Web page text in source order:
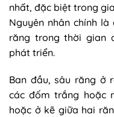
nhất, đặc biệt trong
Nguyên nhân chính
răng trong thời gian
phát triển.
Ban đầu, sâu răng ở
các đốm trắng hoặc
hoặc ở kẽ giữa hai